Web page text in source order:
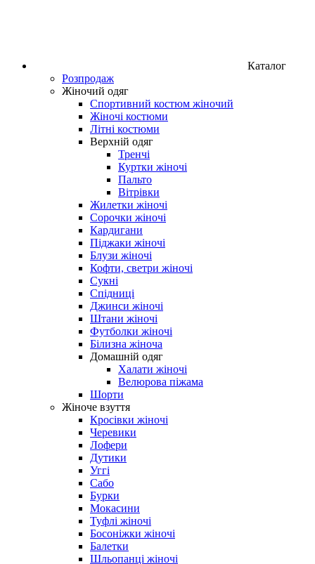
Каталог
Розпродаж
Жіночий одяг
Спортивний костюм жіночий
Жіночі костюми
Літні костюми
Верхній одяг
Тренчі
Куртки жіночі
Пальто
Вітрівки
Жилетки жіночі
Сорочки жіночі
Кардигани
Піджаки жіночі
Блузи жіночі
Кофти, светри жіночі
Сукні
Спідниці
Джинси жіночі
Штани жіночі
Футболки жіночі
Білизна жіноча
Домашній одяг
Халати жіночі
Велюрова піжама
Шорти
Жіноче взуття
Кросівки жіночі
Черевики
Лофери
Дутики
Уггі
Сабо
Бурки
Мокасини
Туфлі жіночі
Босоніжки жіночі
Балетки
Шльопанці жіночі